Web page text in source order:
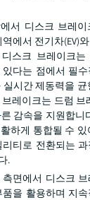
서 디스크 브레
에서 전기차(EV)
스크 브레이크
다는 점에서 필
실시간 제동력을
레이크는 드럼 브
감속을 지원합니
하게 통합될 수
티로 전환되는
.
면에서 디스크
을 활용하며 지